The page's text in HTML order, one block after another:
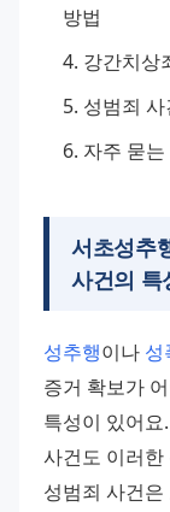
방법
강간치상
성범죄
자주 묻는
서초성추
사건의 특
성추행이나 성
증거 확보가
특성이 있어
사건도 이러
성범죄 사건